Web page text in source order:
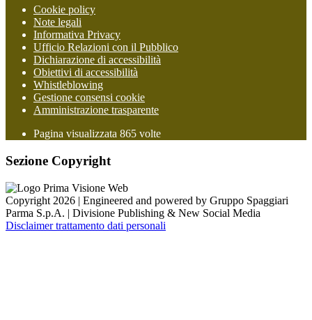
Cookie policy
Note legali
Informativa Privacy
Ufficio Relazioni con il Pubblico
Dichiarazione di accessibilità
Obiettivi di accessibilità
Whistleblowing
Gestione consensi cookie
Amministrazione trasparente
Pagina visualizzata 865 volte
Sezione Copyright
Copyright 2026 | Engineered and powered by Gruppo Spaggiari
Parma S.p.A. | Divisione Publishing & New Social Media
Disclaimer trattamento dati personali